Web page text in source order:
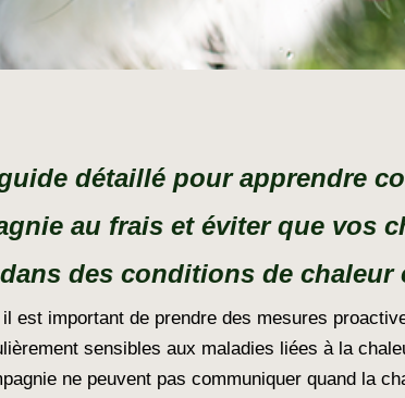
détaillé pour apprendre
au frais et éviter que vos
des conditions de chaleur
est important de prendre des mesures
sensibles aux maladies liées à la
ne peuvent pas communiquer quand la